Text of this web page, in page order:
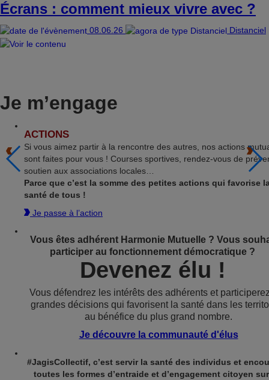
Écrans : comment mieux vivre avec ?
08.06.26 Distanciel
Je m’engage
ACTIONS
Si vous aimez partir à la rencontre des autres, nos actions
sont faites pour vous ! Courses sportives, rendez-vous de
soutien aux associations locales…
Parce que c’est la somme des petites actions qui favorise
santé de tous !
Je passe à l’action
Vous êtes adhérent Harmonie Mutuelle ? Vous
participer au fonctionnement démocratique ?
Devenez élu !
Vous défendrez les intérêts des adhérents et
grandes décisions qui favorisent la santé dans les
au bénéfice du plus grand nombre.
Je découvre la communauté d'élus
#JagisCollectif, c’est servir la santé des individus et
toutes les formes d’entraide et d’engagement citoyen